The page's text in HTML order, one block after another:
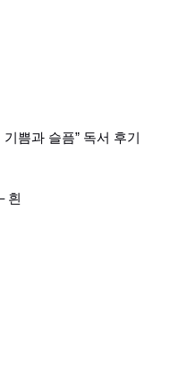
쁨과 슬픔” 독서 후기
흰